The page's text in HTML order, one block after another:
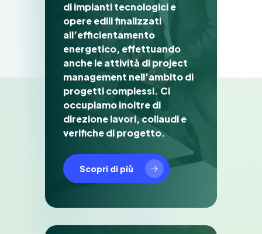
di impianti tecnologici e
opere edili finalizzati
all’efficientamento
energetico, effettuando
anche le attività di project
management nell’ambito di
progetti complessi. Ci
occupiamo inoltre di
direzione lavori, collaudi e
verifiche di progetto.
Scopri di più